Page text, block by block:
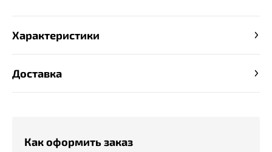
Как оформить заказ
Характеристики
Доставка